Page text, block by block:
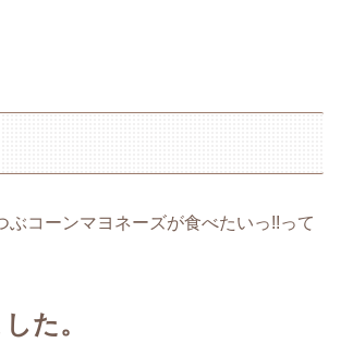
ぶコーンマヨネーズが食べたいっ!!って
た。